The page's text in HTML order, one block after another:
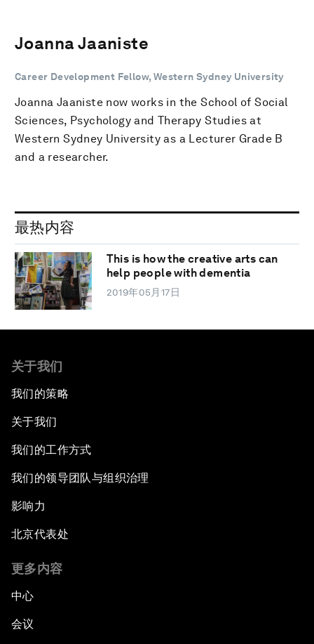
Joanna Jaaniste
Career Development Fellow, Western Sydney University
Joanna Jaaniste now works in the School of Social
Sciences, Psychology and Therapy Studies at
Western Sydney University as a Lecturer Grade B
and a researcher.
最热内容
This is how the creative arts can
help people with dementia
2019年05月17日
关于我们
我们的策略
关于我们
我们的工作方式
我们的领导团队与组织治理
影响力
北京代表处
更多内容
中心
会议